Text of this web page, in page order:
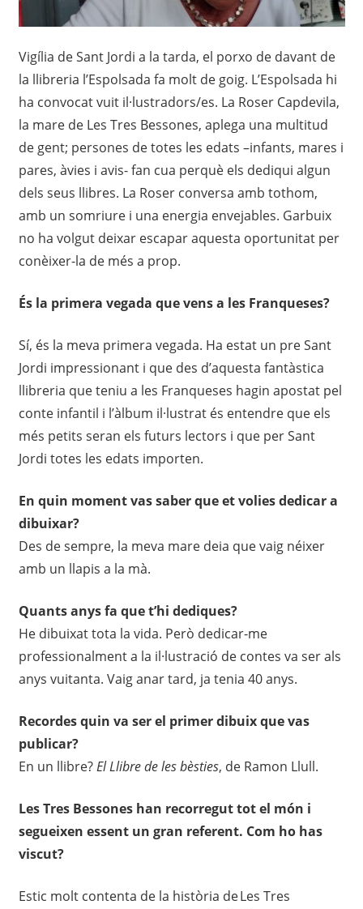
Vigília de Sant Jordi a la tarda, el porxo de davant de
la llibreria l’Espolsada fa molt de goig. L’Espolsada hi
ha convocat vuit il·lustradors/es. La Roser Capdevila,
la mare de Les Tres Bessones, aplega una multitud
de gent; persones de totes les edats –infants, mares i
pares, àvies i avis- fan cua perquè els dediqui algun
dels seus llibres. La Roser conversa amb tothom,
amb un somriure i una energia envejables. Garbuix
no ha volgut deixar escapar aquesta oportunitat per
conèixer-la de més a prop.
És la primera vegada que vens a les Franqueses?
Sí, és la meva primera vegada. Ha estat un pre Sant
Jordi impressionant i que des d’aquesta fantàstica
llibreria que teniu a les Franqueses hagin apostat pel
conte infantil i l’àlbum il·lustrat és entendre que els
més petits seran els futurs lectors i que per Sant
Jordi totes les edats importen.
En quin moment vas saber que et volies dedicar a
dibuixar?
Des de sempre, la meva mare deia que vaig néixer
amb un llapis a la mà.
Quants anys fa que t’hi dediques?
He dibuixat tota la vida. Però dedicar-me
professionalment a la il·lustració de contes va ser als
anys vuitanta. Vaig anar tard, ja tenia 40 anys.
Recordes quin va ser el primer dibuix que vas
publicar?
En un llibre?El Llibre de les bèsties, de Ramon Llull.
Les Tres Bessones han recorregut tot el món i
segueixen essent un gran referent. Com ho has
viscut?
Estic molt contenta de la història de Les Tres